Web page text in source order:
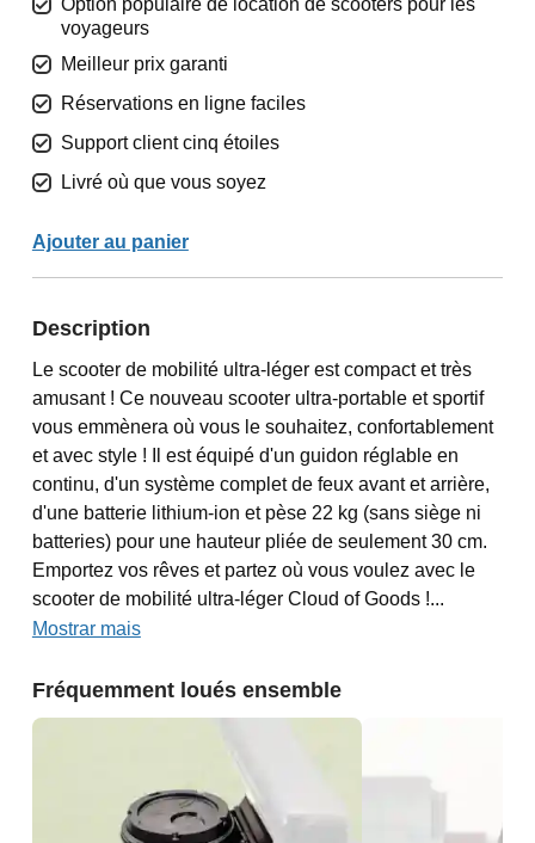
Option populaire de location de scooters pour les
voyageurs
Meilleur prix garanti
Réservations en ligne faciles
Support client cinq étoiles
Livré où que vous soyez
Ajouter au panier
Description
Le scooter de mobilité ultra-léger est compact et très
amusant ! Ce nouveau scooter ultra-portable et sportif
vous emmènera où vous le souhaitez, confortablement
et avec style ! Il est équipé d'un guidon réglable en
continu, d'un système complet de feux avant et arrière,
d'une batterie lithium-ion et pèse 22 kg (sans siège ni
batteries) pour une hauteur pliée de seulement 30 cm.
Emportez vos rêves et partez où vous voulez avec le
scooter de mobilité ultra-léger Cloud of Goods !...
Mostrar mais
Fréquemment loués ensemble